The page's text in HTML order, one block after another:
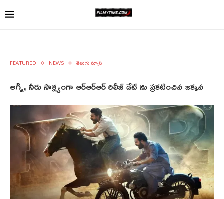
FEATURED NEWS తెలుగు న్యూస్
అగ్ని, నీరు సాక్ష్యంగా ఆర్‌ఆర్‌ఆర్ రిలీజ్ డేట్ ను ప్రకటించిన జక్కన